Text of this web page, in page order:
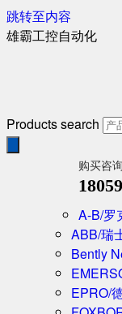
跳转至内容
雄霸工控自动化
Products search
购买咨
A-B/罗
ABB/瑞
Bently
EPRO/